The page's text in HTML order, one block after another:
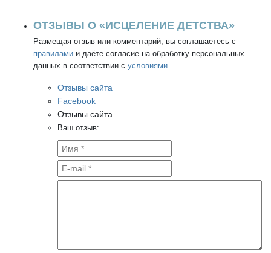
ОТЗЫВЫ О «ИСЦЕЛЕНИЕ ДЕТСТВА»
Размещая отзыв или комментарий, вы соглашаетесь с
правилами и даёте согласие на обработку персональных
данных в соответствии с условиями.
Отзывы сайта
Facebook
Отзывы сайта
Ваш отзыв: